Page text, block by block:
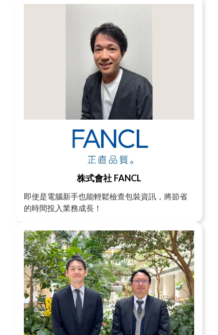
株式會社 FANCL
即使是電腦新手也能輕鬆檢查包裝資訊，將節省
的時間投入業務成長！